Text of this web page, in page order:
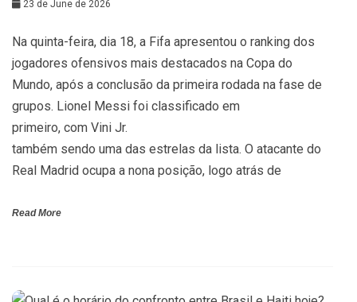
23 de June de 2026
Na quinta-feira, dia 18, a Fifa apresentou o ranking dos
jogadores ofensivos mais destacados na Copa do
Mundo, após a conclusão da primeira rodada na fase de
grupos. Lionel Messi foi classificado em
primeiro, com Vini Jr.
também sendo uma das estrelas da lista. O atacante do
Real Madrid ocupa a nona posição, logo atrás de
Read More